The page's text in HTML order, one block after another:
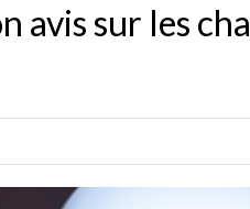
avis sur les